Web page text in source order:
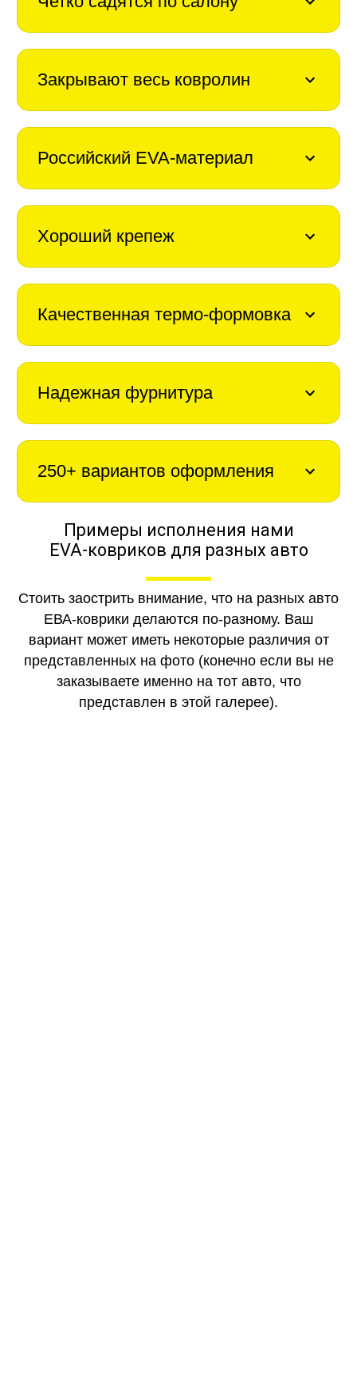
Закрывают весь ковролин
Российский EVA-материал
Хороший крепеж
Качественная термо-формовка
Надежная фурнитура
250+ вариантов оформления
Примеры исполнения нами
EVA-ковриков для разных авто
Стоить заострить внимание, что на разных авто
ЕВА-коврики делаются по-разному. Ваш
вариант может иметь некоторые различия от
представленных на фото (конечно если вы не
заказываете именно на тот авто, что
представлен в этой галерее).